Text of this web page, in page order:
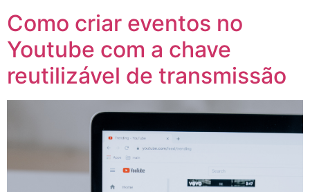
Como criar eventos no
Youtube com a chave
reutilizável de transmissão